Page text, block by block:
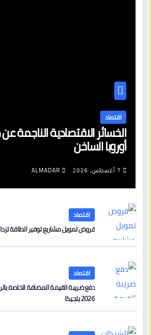
اقتصاد
الخسائر الاقتصادية الناجمة
أوروبا الساخن
7 أغسطس، 2026 ALMADAR
اقتصاد
قروض تمويل مشاريع توفير الطاقة
اقتصاد
دفع ضريبة القيمة المضافة الخاصة
2026 بلجيكا